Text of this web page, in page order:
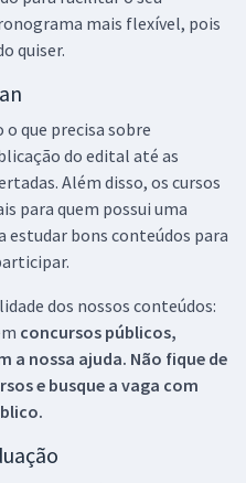
mais flexível, pois
quiser.
o que precisa sobre
do edital até as
Além disso, os cursos
para quem possui uma
estudar bons conteúdos para
dos nossos conteúdos:
concursos públicos,
a nossa ajuda. Não fique de
e busque a vaga com